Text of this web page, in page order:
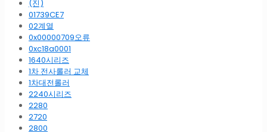
(진)
01739CE7
02계열
0x00000709오류
0xc18a0001
1640시리즈
1차 전사롤러 교체
1차대전롤러
2240시리즈
2280
2720
2800